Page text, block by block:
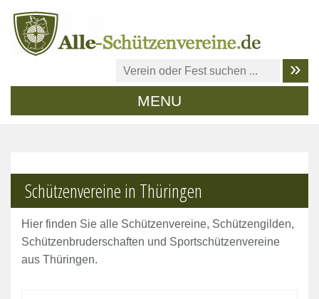
MENU
Schützenvereine in Thüringen
Hier finden Sie alle Schützenvereine, Schützengilden,
Schützenbruderschaften und Sportschützenvereine
aus Thüringen.